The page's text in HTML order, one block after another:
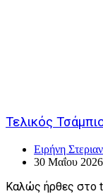
Τελικός
Ειρήνη
30 Μαΐου 2026
Καλώς ήρθες στο